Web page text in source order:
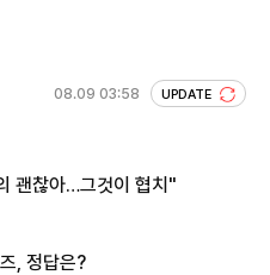
08.09 03:58 UPDATE
괜찮아…그것이 협치"
, 정답은?